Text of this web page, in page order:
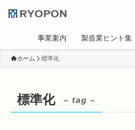
事業案内 製造業ヒント集
ホーム 標準化
標準化 – tag –